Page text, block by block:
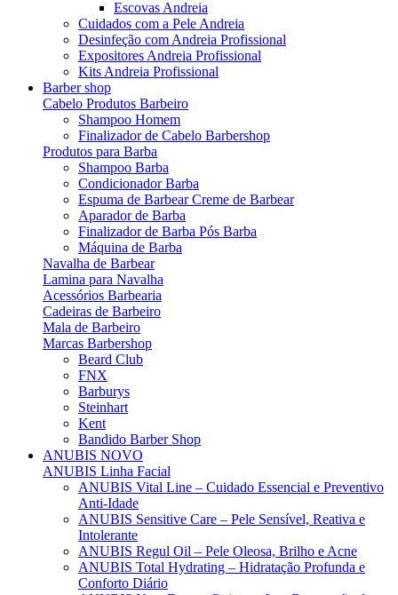
Escovas Andreia
Cuidados com a Pele Andreia
Desinfeção com Andreia Profissional
Expositores Andreia Profissional
Kits Andreia Profissional
Barber shop
Cabelo Produtos Barbeiro
Shampoo Homem
Finalizador de Cabelo Barbershop
Produtos para Barba
Shampoo Barba
Condicionador Barba
Espuma de Barbear Creme de Barbear
Aparador de Barba
Finalizador de Barba Pós Barba
Máquina de Barba
Navalha de Barbear
Lamina para Navalha
Acessórios Barbearia
Cadeiras de Barbeiro
Mala de Barbeiro
Marcas Barbershop
Beard Club
FNX
Barburys
Steinhart
Kent
Bandido Barber Shop
ANUBIS NOVO
ANUBIS Linha Facial
ANUBIS Vital Line – Cuidado Essencial e Preventivo
Anti-Idade
ANUBIS Sensitive Care – Pele Sensível, Reativa e
Intolerante
ANUBIS Regul Oil – Pele Oleosa, Brilho e Acne
ANUBIS Total Hydrating – Hidratação Profunda e
Conforto Diário